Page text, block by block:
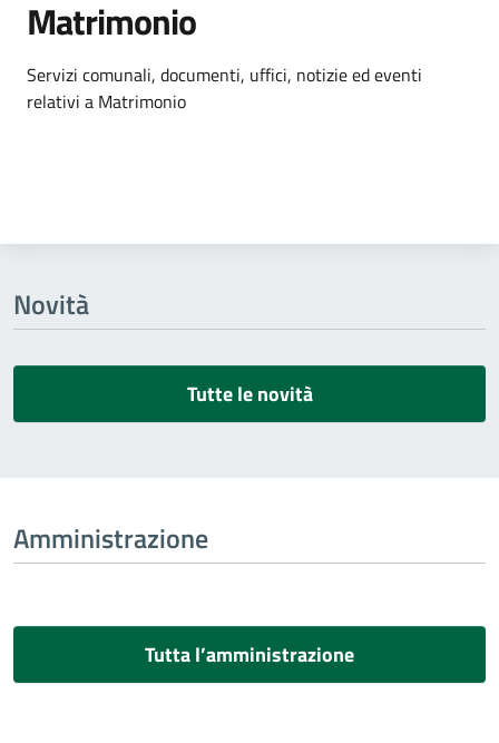
Matrimonio
Dettagli dell'argomento
Servizi comunali, documenti, uffici, notizie ed eventi
relativi a Matrimonio
Novità
Tutte le novità
Amministrazione
Tutta l’amministrazione